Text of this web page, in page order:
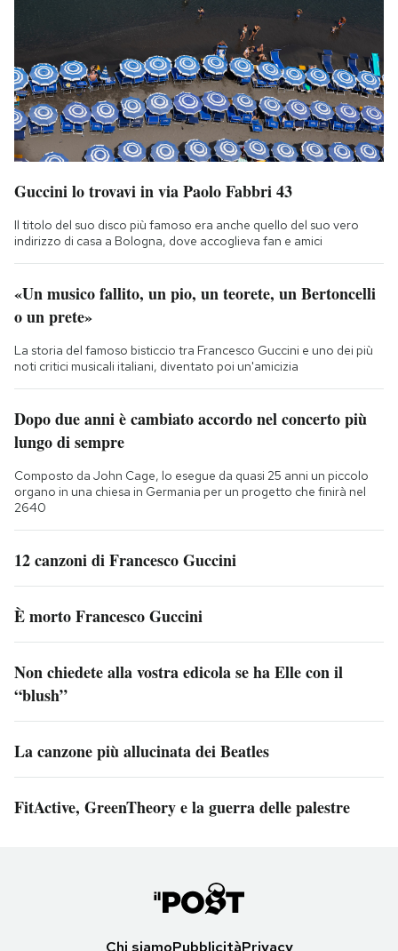
Guccini lo trovavi in via Paolo Fabbri 43
Il titolo del suo disco più famoso era anche quello del suo vero
indirizzo di casa a Bologna, dove accoglieva fan e amici
«Un musico fallito, un pio, un teorete, un Bertoncelli
o un prete»
La storia del famoso bisticcio tra Francesco Guccini e uno dei più
noti critici musicali italiani, diventato poi un'amicizia
Dopo due anni è cambiato accordo nel concerto più
lungo di sempre
Composto da John Cage, lo esegue da quasi 25 anni un piccolo
organo in una chiesa in Germania per un progetto che finirà nel
2640
12 canzoni di Francesco Guccini
È morto Francesco Guccini
Non chiedete alla vostra edicola se ha Elle con il
“blush”
La canzone più allucinata dei Beatles
FitActive, GreenTheory e la guerra delle palestre
Chi siamoPubblicitàPrivacy